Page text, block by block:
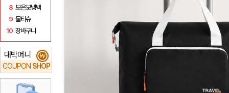
8 보온보냉백
9 물티슈
10 장바구니
대박머니
COUPON SHOP
₩